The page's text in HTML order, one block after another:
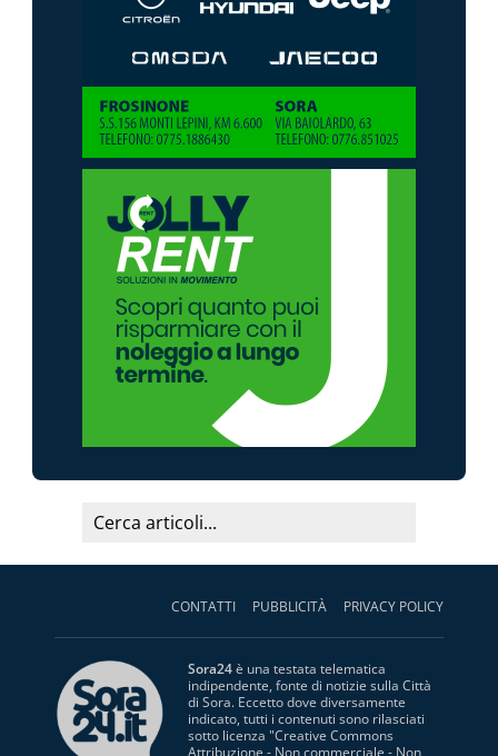
CONTATTI PUBBLICITÀ PRIVACY POLICY
Sora24è una testata telematica
indipendente, fonte di notizie sulla Città
di Sora. Eccetto dove diversamente
indicato, tutti i contenuti sono rilasciati
sotto licenza "Creative Commons
Attribuzione - Non commerciale - Non